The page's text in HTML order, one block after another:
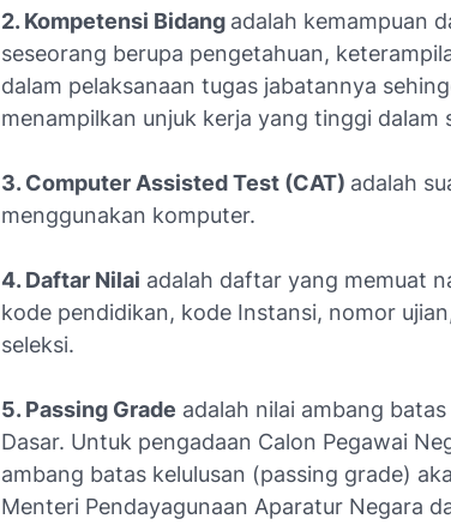
2. Kompetensi Bidang adalah kemampuan
seseorang berupa pengetahuan,
dalam pelaksanaan tugas jabatannya
menampilkan unjuk kerja yang tinggi
3. Computer Assisted Test (CAT) adalah
menggunakan komputer.
4. Daftar Nilai adalah daftar yang memuat
kode pendidikan, kode Instansi, nomor
seleksi.
5. Passing Grade adalah nilai ambang
Dasar. Untuk pengadaan Calon Pegawai
ambang batas kelulusan (passing grade)
Menteri Pendayagunaan Aparatur Negara